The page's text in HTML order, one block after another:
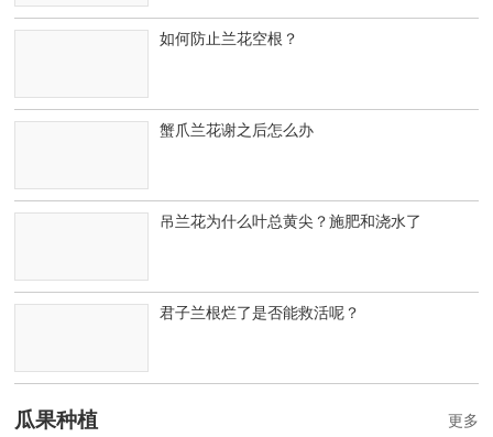
如何防止兰花空根？
蟹爪兰花谢之后怎么办
吊兰花为什么叶总黄尖？施肥和浇水了
君子兰根烂了是否能救活呢？
瓜果种植 更多